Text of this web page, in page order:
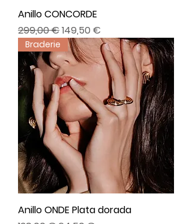
Anillo CONCORDE
Precio
299,00 €Precio de oferta
149,50 €
Braderie
Anillo ONDE Plata dorada